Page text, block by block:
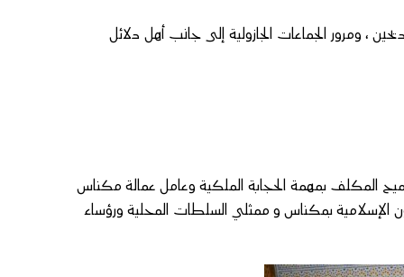
، ومرور الجماعات الجازولية إلى جانب أهل دلائل
المكلف بمهمة الحجابة الملكية وعامل عمالة مكناس
الإسلامية بمكناس و ممثلي السلطات المحلية ورؤساء